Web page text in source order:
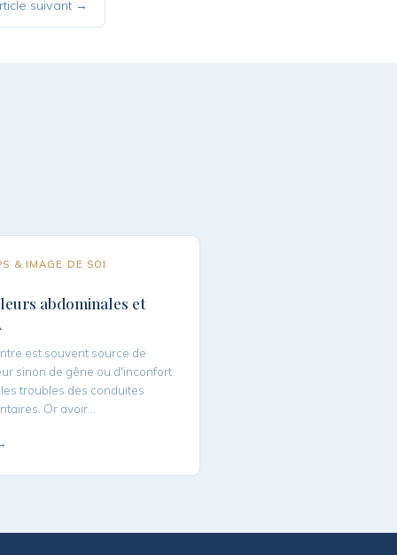
suivant →
& IMAGE DE SOI
abdominales et
est souvent source de
sinon de gêne ou d'inconfort
troubles des conduites
Or avoir…